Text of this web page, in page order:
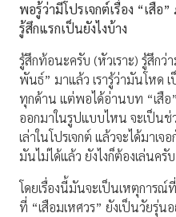
พอรู้ว่ามีโปรเจกต์เรื่อง “เสื
รู้สึกแรกเป็นยังไงบ้าง
รู้สึกท้อนะครับ (หัวเราะ) รู้สึกว่
พันธ์” มาแล้ว เรารู้ว่ามันโหด
ทุกด้าน แต่พอได้อ่านบท “เสือ
ออกมาในรูปแบบไหน จะเป็นช่
เล่าในโปรเจกต์ แล้วจะได้มาเ
มันไม่ได้แล้ว ยังไงก็ต้องเล่นครับ
โดยเรื่องนี้มันจะเป็นเหตุการ
ที่ “เสือมเหศวร” ยังเป็นวัยรุ่